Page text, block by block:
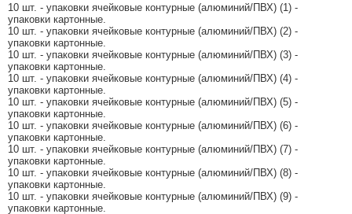
10 шт. - упаковки ячейковые контурные (алюминий/ПВХ) (1) -
упаковки картонные.
10 шт. - упаковки ячейковые контурные (алюминий/ПВХ) (2) -
упаковки картонные.
10 шт. - упаковки ячейковые контурные (алюминий/ПВХ) (3) -
упаковки картонные.
10 шт. - упаковки ячейковые контурные (алюминий/ПВХ) (4) -
упаковки картонные.
10 шт. - упаковки ячейковые контурные (алюминий/ПВХ) (5) -
упаковки картонные.
10 шт. - упаковки ячейковые контурные (алюминий/ПВХ) (6) -
упаковки картонные.
10 шт. - упаковки ячейковые контурные (алюминий/ПВХ) (7) -
упаковки картонные.
10 шт. - упаковки ячейковые контурные (алюминий/ПВХ) (8) -
упаковки картонные.
10 шт. - упаковки ячейковые контурные (алюминий/ПВХ) (9) -
упаковки картонные.